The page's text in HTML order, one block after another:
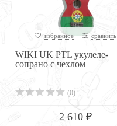
избранное сравнить
WIKI UK PTL укулеле-
сопрано с чехлом
(0)
2 610 ₽